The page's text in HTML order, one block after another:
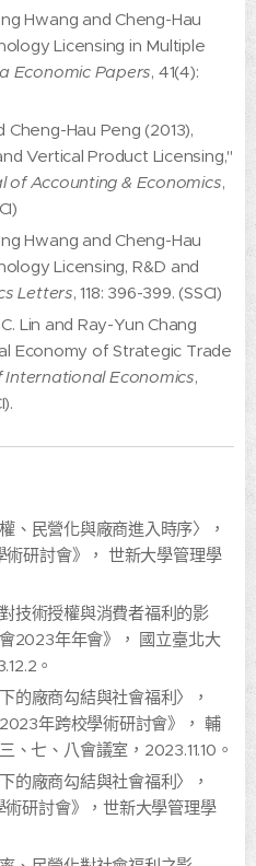
Hwang and Cheng-Hau
Licensing in Multiple
Economic Papers, 41(4):
Cheng-Hau Peng (2013),
Vertical Product Licensing,"
of Accounting & Economics,
Hwang and Cheng-Hau
Licensing, R&D and
Letters, 118: 396-399. (SSCI)
Lin and Ray-Yun Chang
Economy of Strategic Trade
International Economics,
、民營化與廠商進入時序〉，
術研討會》， 世新大學管理學
對技術授權與消費者福利的影
2023年年會》， 國立臺北大
。
的廠商勾結與社會福利〉，
年跨校學術研討會》， 輔
、七、八會議室，2023.11.10。
的廠商勾結與社會福利〉，
術研討會》，世新大學管理學